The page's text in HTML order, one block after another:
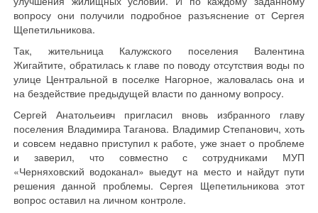
вопросу они получили подробное разъяснение от Сергея
Щепетильникова.
Так, жительница Калужского поселения Валентина
Жигайтите, обратилась к главе по поводу отсутствия воды по
улице Центральной в поселке Нагорное, жаловалась она и
на бездействие предыдущей власти по данному вопросу.
Сергей Анатольеивч пригласил вновь избранного главу
поселения Владимира Таганова. Владимир Степанович, хоть
и совсем недавно приступил к работе, уже знает о проблеме
и заверил, что совместно с сотрудниками МУП
«Черняховский водоканал» выедут на место и найдут пути
решения данной проблемы. Сергея Щепетильникова этот
вопрос оставил на личном контроле.